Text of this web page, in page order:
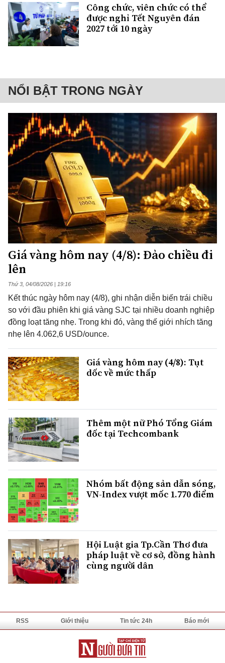
Công chức, viên chức có thể
được nghỉ Tết Nguyên đán
2027 tới 10 ngày
NỔI BẬT TRONG NGÀY
Giá vàng hôm nay (4/8): Đảo chiều đi
lên
Thứ 3, 04/08/2026 | 19:16
Kết thúc ngày hôm nay (4/8), ghi nhận diễn biến trái chiều
so với đầu phiên khi giá vàng SJC tại nhiều doanh nghiệp
đồng loạt tăng nhẹ. Trong khi đó, vàng thế giới nhích tăng
nhẹ lên 4.062,6 USD/ounce.
Giá vàng hôm nay (4/8): Tụt
dốc về mức thấp
Thêm một nữ Phó Tổng Giám
đốc tại Techcombank
Nhóm bất động sản dẫn sóng,
VN-Index vượt mốc 1.770 điểm
Hội Luật gia Tp.Cần Thơ đưa
pháp luật về cơ sở, đồng hành
cùng người dân
RSS Giới thiệu Tin tức 24h Báo mới